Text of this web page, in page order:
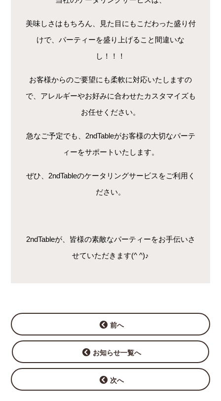
美味しさはもちろん、見た目にもこだわった盛り付
けで、パーティーを盛り上げること間違いな
し！！！
お客様からのご要望にも柔軟に対応いたしますの
で、アレルギーやお好みに合わせたカスタマイズも
お任せください。
急なご予定でも、2ndTableがお客様の大切なパーテ
ィーをサポートいたします。
ぜひ、2ndTableのケータリングサービスをご利用く
ださい。
2ndTableが、皆様の素敵なパーティーをお手伝いさ
せていただきます(^ ^)♪
前へ
お知らせ一覧へ
次へ